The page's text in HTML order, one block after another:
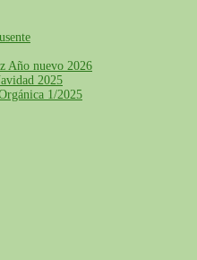
Año nuevo 2026
2025
1/2025